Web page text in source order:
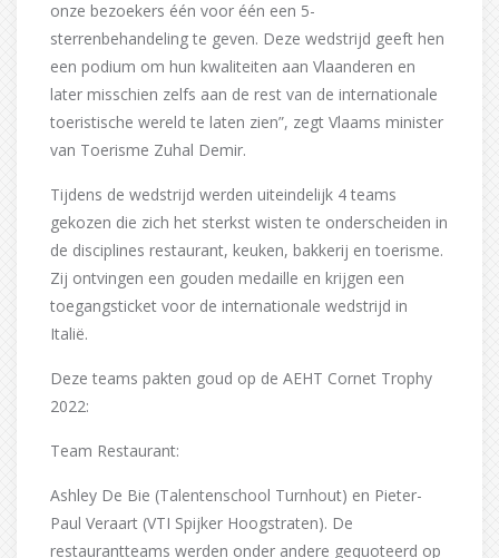
onze bezoekers één voor één een 5-
sterrenbehandeling te geven. Deze wedstrijd geeft hen
een podium om hun kwaliteiten aan Vlaanderen en
later misschien zelfs aan de rest van de internationale
toeristische wereld te laten zien”, zegt Vlaams minister
van Toerisme Zuhal Demir.
Tijdens de wedstrijd werden uiteindelijk 4 teams
gekozen die zich het sterkst wisten te onderscheiden in
de disciplines restaurant, keuken, bakkerij en toerisme.
Zij ontvingen een gouden medaille en krijgen een
toegangsticket voor de internationale wedstrijd in
Italië.
Deze teams pakten goud op de AEHT Cornet Trophy
2022:
Team Restaurant:
Ashley De Bie (Talentenschool Turnhout) en Pieter-
Paul Veraart (VTI Spijker Hoogstraten). De
restaurantteams werden onder andere gequoteerd op